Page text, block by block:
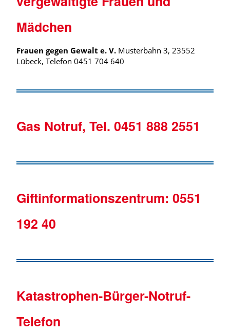
Mädchen
Frauen gegen Gewalt e. V. Musterbahn 3, 23552
Lübeck, Telefon 0451 704 640
Gas Notruf, Tel. 0451 888 2551
Giftinformationszentrum: 0551
192 40
Katastrophen-Bürger-Notruf-
Telefon